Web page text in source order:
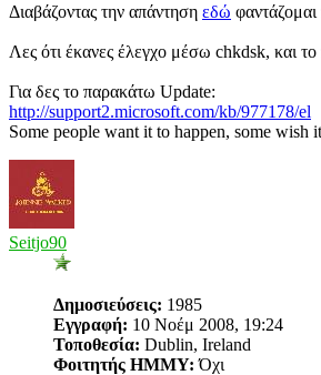
Διαβάζοντας την απάντηση εδώ
Λες ότι έκανες έλεγχο μέσω chkdsk, και
Για δες το παρακάτω Update:
http://support2.microsoft.com/kb/977178/el
Some people want it to happen, some wish
Seitjo90
Δημοσιεύσεις: 1985
Εγγραφή: 10 Νοέμ 2008, 19:24
Τοποθεσία: Dublin, Ireland
Φοιτητής ΗΜΜΥ: Όχι